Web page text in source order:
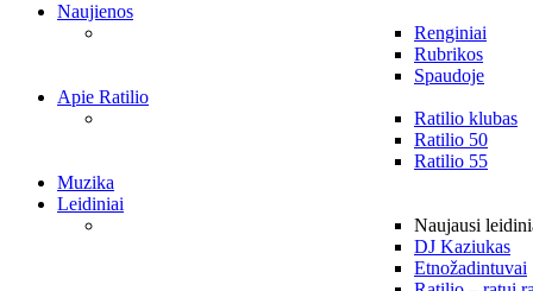
Naujienos
Renginiai
Rubrikos
Spaudoje
Apie Ratilio
Ratilio klubas
Ratilio 50
Ratilio 55
Muzika
Leidiniai
Naujausi
DJ Kaziukas
Etnožadintuvai